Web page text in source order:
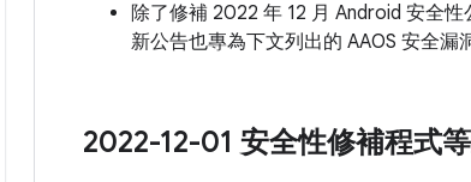
除了修補 2022 年 12 月 Android 安全
新公告也專為下文列出的 AAOS 安全漏
2022-12-01 安全性修補程式